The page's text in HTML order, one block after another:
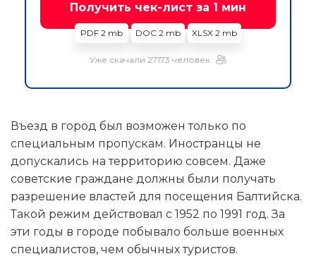
Получить чек-лист за 1 мин
PDF 2 mb DOC 2 mb XLSX 2 mb
Уже скачали 27173 человек
Въезд в город был возможен только по
специальным пропускам. Иностранцы не
допускались на территорию совсем. Даже
советские граждане должны были получать
разрешение властей для посещения Балтийска.
Такой режим действовал с 1952 по 1991 год. За
эти годы в городе побывало больше военных
специалистов, чем обычных туристов.